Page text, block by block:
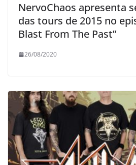
NervoChaos apresenta
das tours de 2015 no
Blast From The Past”
26/08/2020